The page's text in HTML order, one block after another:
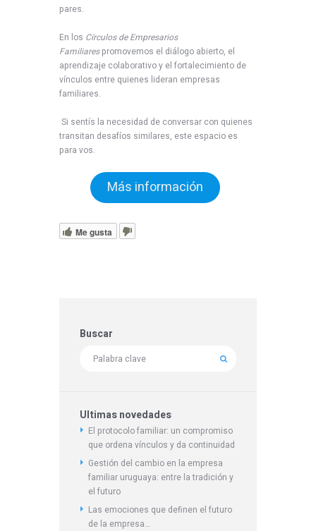
pares.
En los Círculos de Empresarios
Familiarespromovemos el diálogo abierto, el
aprendizaje colaborativo y el fortalecimiento de
vínculos entre quienes lideran empresas
familiares.
Si sentís la necesidad de conversar con quienes
transitan desafíos similares, este espacio es
para vos.
Más información
Me gusta
Buscar
Ultimas novedades
El protocolo familiar: un compromiso
que ordena vínculos y da continuidad
Gestión del cambio en la empresa
familiar uruguaya: entre la tradición y
el futuro
Las emociones que definen el futuro
de la empresa…